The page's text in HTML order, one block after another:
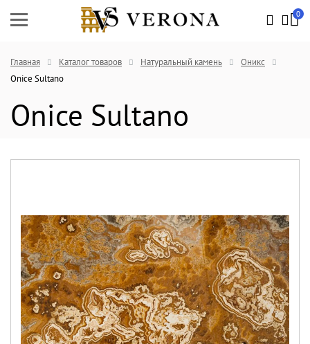
0
Главная Каталог товаров Натуральный камень
Оникс
Onice Sultano
Onice Sultano